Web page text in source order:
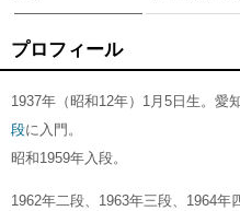
プロフィール
1937年（昭和12年）1月5日生。愛
段に入門。
昭和1959年入段。
1962年二段、1963年三段、1964年